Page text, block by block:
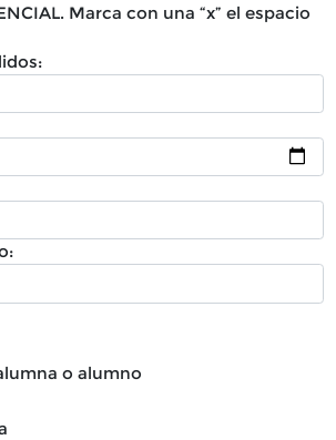
Marca con una “x” el espacio
o alumno